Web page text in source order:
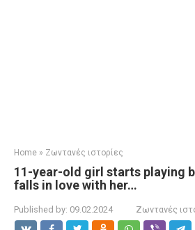
Home » Ζωντανές ιστορίες
11-year-old girl starts playing
falls in love with her…
Published by: 09.02.2024 Ζωντανές